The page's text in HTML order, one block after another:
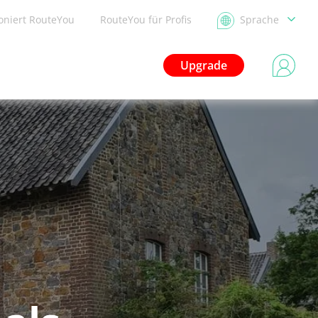
RouteYou RouteYou für Profis Sprache
Upgrade